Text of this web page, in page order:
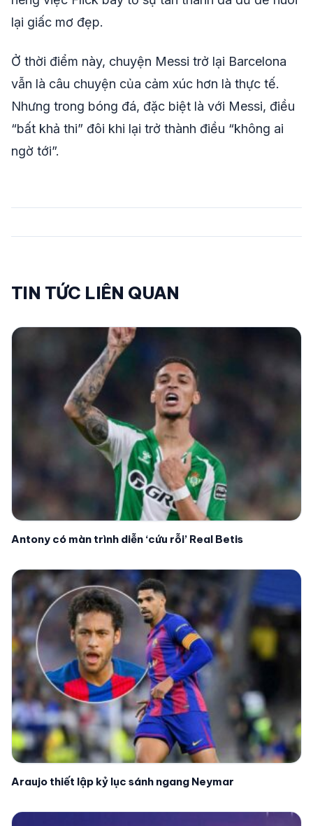
lại giấc mơ đẹp.
Ở thời điểm này, chuyện Messi trở lại Barcelona
vẫn là câu chuyện của cảm xúc hơn là thực tế.
Nhưng trong bóng đá, đặc biệt là với Messi, điều
“bất khả thi” đôi khi lại trở thành điều “không ai
ngờ tới”.
TIN TỨC LIÊN QUAN
Antony có màn trình diễn ‘cứu rỗi’ Real Betis
Araujo thiết lập kỷ lục sánh ngang Neymar